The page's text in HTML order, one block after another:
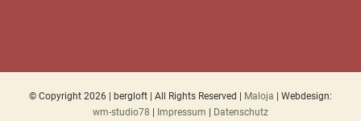
© Copyright 2026 | bergloft | All Rights Reserved | Maloja | Webdesign:
wm-studio78
Impressum Datenschutz